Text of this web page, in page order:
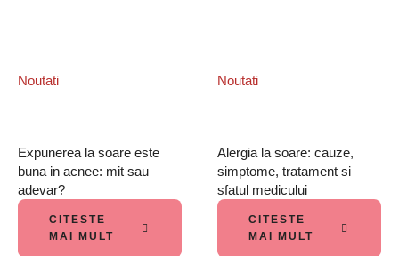
Noutati
Expunerea la soare este
buna in acnee: mit sau
adevar?
CITESTE
MAI MULT
Noutati
Alergia la soare: cauze,
simptome, tratament si
sfatul medicului
CITESTE
MAI MULT